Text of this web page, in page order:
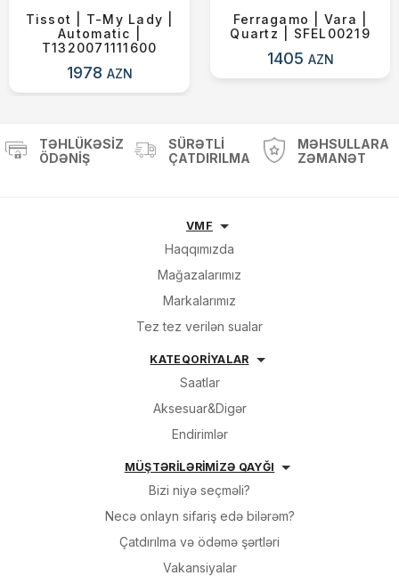
Tissot | T-My Lady |
Automatic |
T1320071111600
1978 AZN
Ferragamo | Vara |
Quartz | SFEL00219
1405 AZN
TƏHLÜKƏSIZ
ÖDƏNIŞ
SÜRƏTLI
ÇATDIRILMA
MƏHSULLARA
ZƏMANƏT
VMF
Haqqımızda
Mağazalarımız
Markalarımız
Tez tez verilən sualar
KATEQORİYALAR
Saatlar
Aksesuar&Digər
Endirimlər
MÜŞTƏRİLƏRİMİZƏ QAYĞI
Bizi niyə seçməli?
Necə onlayn sifariş edə bilərəm?
Çatdırılma və ödəmə şərtləri
Vakansiyalar